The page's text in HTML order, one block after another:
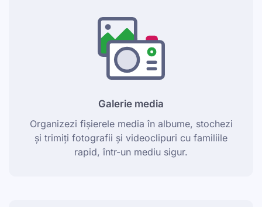
Galerie media
Organizezi fișierele media în albume, stochezi
și trimiți fotografii și videoclipuri cu familiile
rapid, într-un mediu sigur.